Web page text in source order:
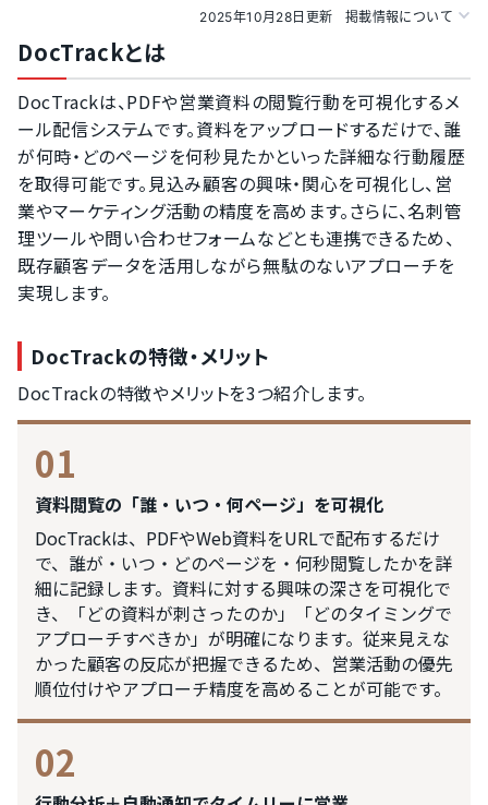
2025年10月28日更新 掲載情報について
DocTrackとは
DocTrackは、PDFや営業資料の閲覧行動を可視化するメ
ール配信システムです。資料をアップロードするだけで、誰
が何時・どのページを何秒見たかといった詳細な行動履歴
を取得可能です。見込み顧客の興味・関心を可視化し、営
業やマーケティング活動の精度を高めます。さらに、名刺管
理ツールや問い合わせフォームなどとも連携できるため、
既存顧客データを活用しながら無駄のないアプローチを
実現します。
DocTrackの特徴・メリット
DocTrackの特徴やメリットを3つ紹介します。
01
資料閲覧の「誰・いつ・何ページ」を可視化
DocTrackは、PDFやWeb資料をURLで配布するだけ
で、誰が・いつ・どのページを・何秒閲覧したかを詳
細に記録します。資料に対する興味の深さを可視化で
き、「どの資料が刺さったのか」「どのタイミングで
アプローチすべきか」が明確になります。従来見えな
かった顧客の反応が把握できるため、営業活動の優先
順位付けやアプローチ精度を高めることが可能です。
02